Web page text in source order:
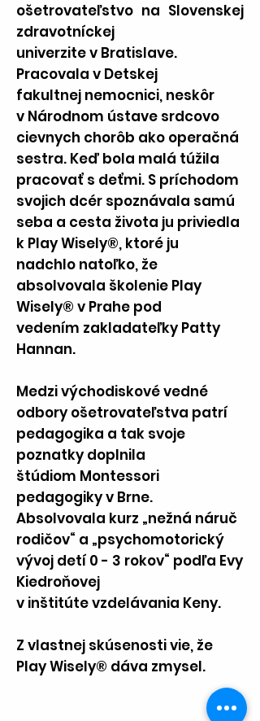
ošetrovateľstvo na Slovenskej
zdravotníckej
univerzite v Bratislave.
Pracovala v Detskej
fakultnej nemocnici, neskôr
v Národnom ústave srdcovo
cievnych chorôb ako operačná
sestra. Keď bola malá túžila
pracovať s deťmi. S príchodom
svojich dcér spoznávala samú
seba a cesta života ju priviedla
k Play Wisely®, ktoré ju
nadchlo natoľko, že
absolvovala školenie Play
Wisely® v Prahe pod
vedením zakladateľky Patty
Hannan.
Medzi východiskové vedné
odbory ošetrovateľstva patrí
pedagogika a tak svoje
poznatky doplnila
štúdiom Montessori
pedagogiky v Brne.
Absolvovala kurz „nežná náruč
rodičov“ a „psychomotorický
vývoj detí 0 - 3 rokov“ podľa Evy
Kiedroňovej
v inštitúte vzdelávania Keny.
Z vlastnej skúsenosti vie, že
Play Wisely® dáva zmysel.